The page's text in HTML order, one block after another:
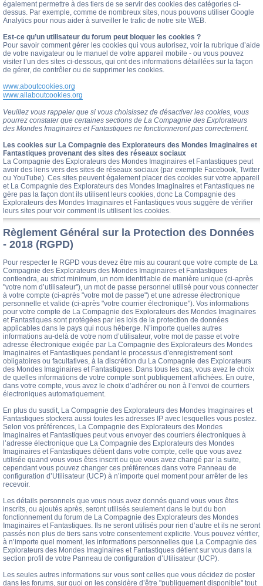
également permettre à des tiers de se servir des cookies des catégories ci-
dessus. Par exemple, comme de nombreux sites, nous pouvons utiliser Google
Analytics pour nous aider à surveiller le trafic de notre site WEB.
Est-ce qu’un utilisateur du forum peut bloquer les cookies ?
Pour savoir comment gérer les cookies qui vous autorisez, voir la rubrique d’aide
de votre navigateur ou le manuel de votre appareil mobile - ou vous pouvez
visiter l’un des sites ci-dessous, qui ont des informations détaillées sur la façon
de gérer, de contrôler ou de supprimer les cookies.
www.aboutcookies.org
www.allaboutcookies.org
Veuillez vous rappeler que si vous choisissez de désactiver les cookies, vous
pourrez constater que certaines sections de La Compagnie des Explorateurs
des Mondes Imaginaires et Fantastiques ne fonctionneront pas correctement.
Les cookies sur La Compagnie des Explorateurs des Mondes Imaginaires et
Fantastiques provenant des sites des réseaux sociaux
La Compagnie des Explorateurs des Mondes Imaginaires et Fantastiques peut
avoir des liens vers des sites de réseaux sociaux (par exemple Facebook, Twitter
ou YouTube). Ces sites peuvent également placer des cookies sur votre appareil
et La Compagnie des Explorateurs des Mondes Imaginaires et Fantastiques ne
gère pas la façon dont ils utilisent leurs cookies, donc La Compagnie des
Explorateurs des Mondes Imaginaires et Fantastiques vous suggère de vérifier
leurs sites pour voir comment ils utilisent les cookies.
Règlement Général sur la Protection des Données
- 2018 (RGPD)
Pour respecter le RGPD vous devez être mis au courant que votre compte de La
Compagnie des Explorateurs des Mondes Imaginaires et Fantastiques
contiendra, au strict minimum, un nom identifiable de manière unique (ci-après
"votre nom d’utilisateur"), un mot de passe personnel utilisé pour vous connecter
à votre compte (ci-après "votre mot de passe") et une adresse électronique
personnelle et valide (ci-après "votre courrier électronique"). Vos informations
pour votre compte de La Compagnie des Explorateurs des Mondes Imaginaires
et Fantastiques sont protégées par les lois de la protection de données
applicables dans le pays qui nous héberge. N’importe quelles autres
informations au-delà de votre nom d’utilisateur, votre mot de passe et votre
adresse électronique exigée par La Compagnie des Explorateurs des Mondes
Imaginaires et Fantastiques pendant le processus d’enregistrement sont
obligatoires ou facultatives, à la discrétion du La Compagnie des Explorateurs
des Mondes Imaginaires et Fantastiques. Dans tous les cas, vous avez le choix
de quelles informations de votre compte sont publiquement affichées. En outre,
dans votre compte, vous avez le choix d’adhérer ou non à l’envoi de courriers
électroniques automatiquement.
En plus du susdit, La Compagnie des Explorateurs des Mondes Imaginaires et
Fantastiques stockera aussi toutes les adresses IP avec lesquelles vous postez.
Selon vos préférences, La Compagnie des Explorateurs des Mondes
Imaginaires et Fantastiques peut vous envoyer des courriers électroniques à
l’adresse électronique que La Compagnie des Explorateurs des Mondes
Imaginaires et Fantastiques détient dans votre compte, celle que vous avez
utilisée quand vous vous êtes inscrit ou que vous avez changé par la suite,
cependant vous pouvez changer ces préférences dans votre Panneau de
configuration d’Utilisateur (UCP) à n’importe quel moment pour arrêter de les
recevoir.
Les détails personnels que vous nous avez donnés quand vous vous êtes
inscrits, ou ajoutés après, seront utilisés seulement dans le but du bon
fonctionnement du forum de La Compagnie des Explorateurs des Mondes
Imaginaires et Fantastiques. Ils ne seront utilisés pour rien d’autre et ils ne seront
passés non plus de tiers sans votre consentement explicite. Vous pouvez vérifier,
à n’importe quel moment, les informations personnelles que La Compagnie des
Explorateurs des Mondes Imaginaires et Fantastiques détient sur vous dans la
section profil de votre Panneau de configuration d’Utilisateur (UCP).
Les seules autres informations sur vous sont celles que vous décidez de poster
dans les forums, sur quoi on les considère d’être "publiquement disponible" tout